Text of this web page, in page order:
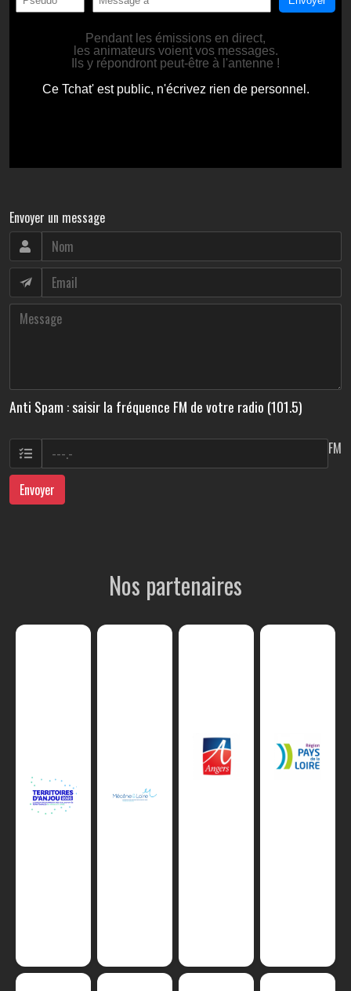
Envoyer un message
Anti Spam : saisir la fréquence FM de votre radio (101.5)
FM
Envoyer
Nos partenaires